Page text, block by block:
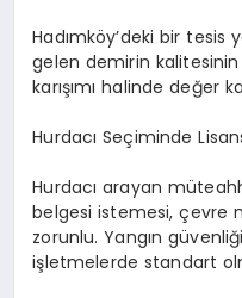
Hadımköy’deki bir tesis
gelen demirin
karışımı halinde değer
Hurdacı Seçiminde
Hurdacı arayan
belgesi istemesi, çevre
zorunlu. Yangın
işletmelerde standart